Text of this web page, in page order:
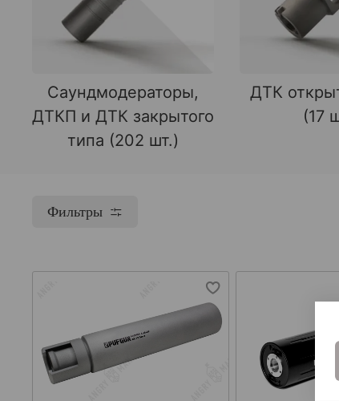
Саундмодераторы,
ДТКП и ДТК закрытого
типа (202 шт.)
ДТК
(17
Фильтры